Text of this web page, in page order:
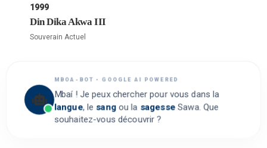
1999
Din Dika Akwa III
Souverain Actuel
MBOA-BOT • GOOGLE AI POWERED
Mbaí ! Je peux chercher pour vous dans la
langue, le sangou la sagesse Sawa. Que
souhaitez-vous découvrir ?